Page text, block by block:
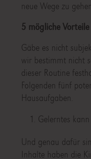
neue Wege zu gehen.
5 mögliche
Gäbe es nicht
wir bestimmt nicht
dieser Routine
Folgenden fünf
Hausaufgaben.
Gelerntes
Und genau dafür
Inhalte haben die